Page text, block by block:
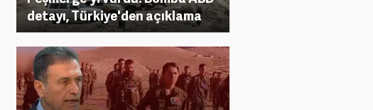
detayı, Türkiye'den açıklama